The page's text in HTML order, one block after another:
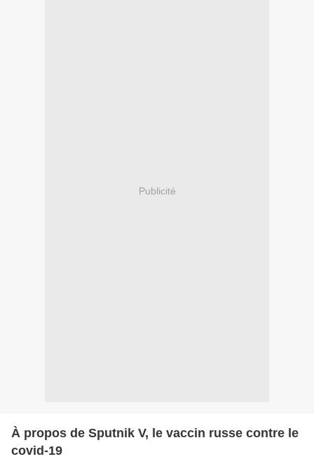
Publicité
À propos de Sputnik V, le vaccin russe contre le
covid-19